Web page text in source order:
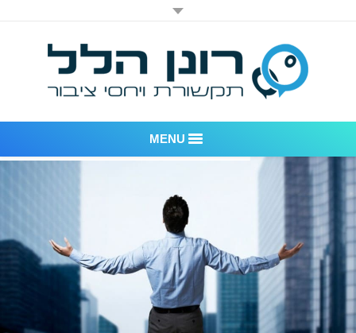
MENU
דוגמאות לעבודות שביצענו
לקוחות – משרד יחסי ציבור רונן הלל
חדר חדשות